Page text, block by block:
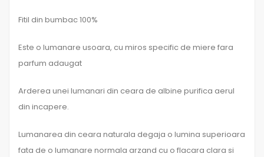
Fitil din bumbac 100%
Este o lumanare usoara, cu miros specific de miere fara
parfum adaugat
Arderea unei lumanari din ceara de albine purifica aerul
din incapere.
Lumanarea din ceara naturala degaja o lumina superioara
fata de o lumanare normala arzand cu o flacara clara si